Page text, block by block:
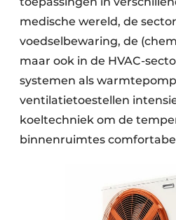
medische wereld, de
voedselbewaring, de
maar ook in de HVAC-
systemen als
ventilatietoestellen
koeltechniek om de
binnenruimtes